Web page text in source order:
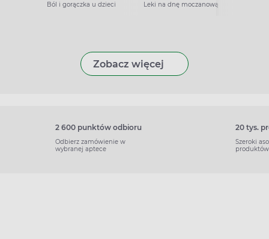
Ból i gorączka u dzieci
Leki na dnę moczanową
Zobacz więcej
2 600 punktów odbioru
Odbierz zamówienie w
wybranej aptece
20 tys.
Szeroki
produktów